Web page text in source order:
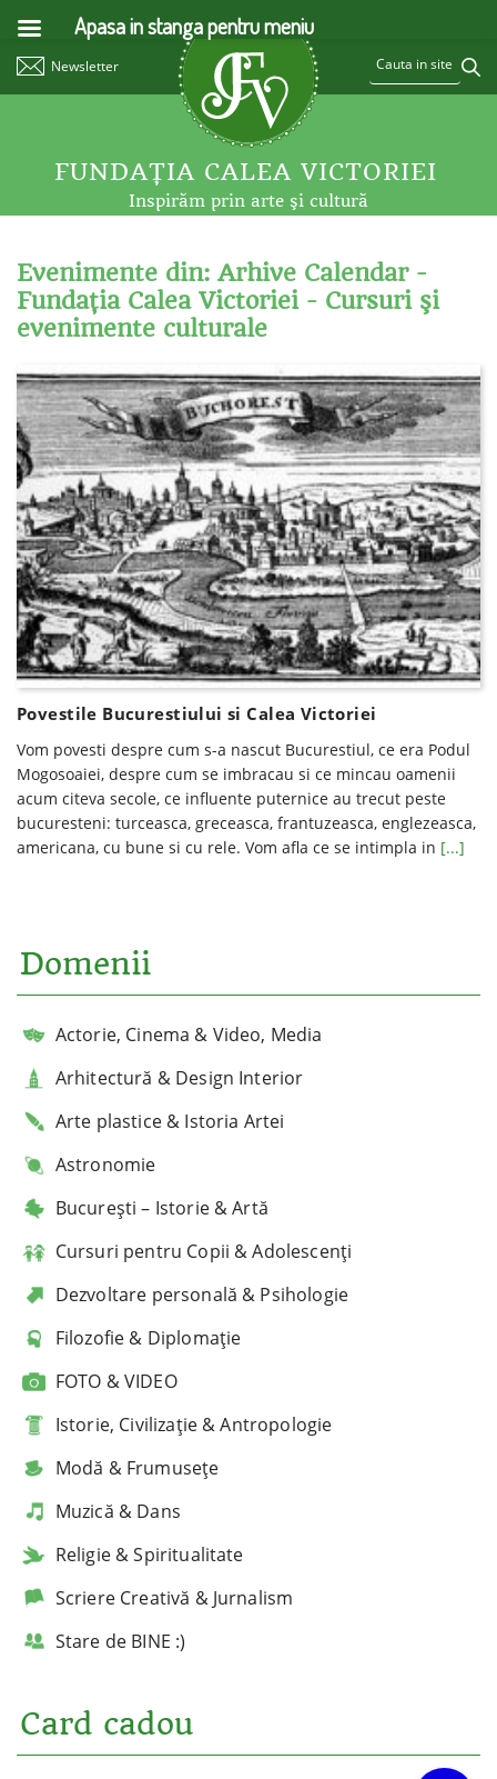
Newsletter
FUNDAŢIA CALEA VICTORIEI
Inspirăm prin arte şi cultură
Evenimente din: Arhive Calendar -
Fundaţia Calea Victoriei - Cursuri şi
evenimente culturale
Povestile Bucurestiului si Calea Victoriei
Vom povesti despre cum s-a nascut Bucurestiul, ce era Podul
Mogosoaiei, despre cum se imbracau si ce mincau oamenii
acum citeva secole, ce influente puternice au trecut peste
bucuresteni: turceasca, greceasca, frantuzeasca, englezeasca,
americana, cu bune si cu rele. Vom afla ce se intimpla in [...]
Domenii
Actorie, Cinema & Video, Media
Arhitectură & Design Interior
Arte plastice & Istoria Artei
Astronomie
București – Istorie & Artă
Cursuri pentru Copii & Adolescenți
Dezvoltare personală & Psihologie
Filozofie & Diplomație
FOTO & VIDEO
Istorie, Civilizație & Antropologie
Modă & Frumusețe
Muzică & Dans
Religie & Spiritualitate
Scriere Creativă & Jurnalism
Stare de BINE :)
Card cadou
Apasa in stanga pentru meniu